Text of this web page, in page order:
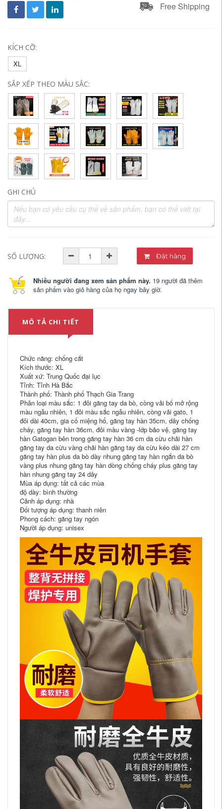
Free Shipping
KÍCH CỠ:
XL
SẮP XẾP THEO MÀU SẮC:
GHI CHÚ
SỐ LƯỢNG: Đặt hàng
Nhiều người đang xem sản phẩm này. 19 người đã thêm
sản phẩm vào giỏ hàng của họ ngay bây giờ.
MÔ TẢ CHI TIẾT
Chức năng: chống cắt
Kích thước: XL
Xuất xứ: Trung Quốc đại lục
Tỉnh: Tỉnh Hà Bắc
Thành phố: Thành phố Thạch Gia Trang
Phân loại màu sắc: 1 đôi găng tay da bò, còng vải bố mở rộng
màu ngẫu nhiên, 1 đôi màu sắc ngẫu nhiên, còng vải gato, 1
đôi dài 40cm, gia cố miệng hổ, găng tay hàn 35cm, dây chống
cháy, găng tay hàn 36cm, đôi màu vàng -lớp bảo vệ, găng tay
hàn Gatogan bên trong găng tay hàn 36 cm da cừu chải hàn
găng tay da cừu vàng chải hàn găng tay da cừu kéo dài 27 cm
găng tay hàn plus da bò dày nhung găng tay hàn ngắn da bò
vàng plus nhung găng tay hàn dòng chống cháy plus găng tay
hàn nhung găng tay 24 dây
Mùa áp dụng: tất cả các mùa
độ dày: bình thường
Cảnh áp dụng: nhà
Đối tượng áp dụng: thanh niên
Phong cách: găng tay ngón
Người áp dụng: unisex